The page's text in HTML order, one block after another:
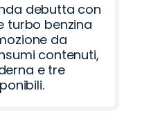
debutta con
turbo benzina
da
contenuti,
e tre